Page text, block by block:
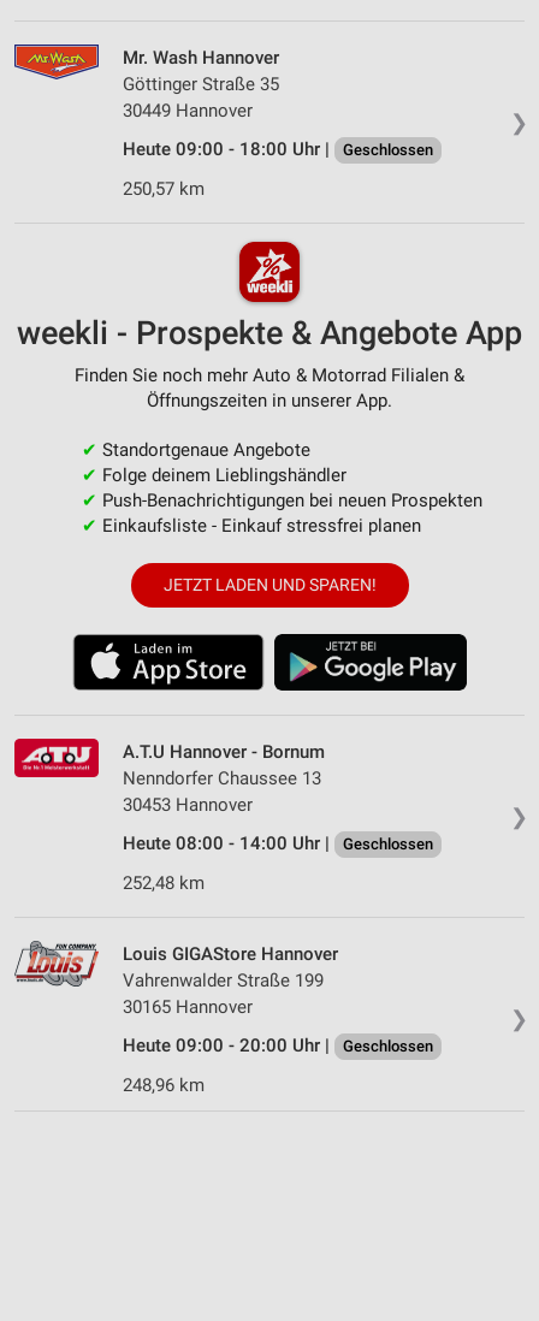
❯
Mr. Wash Hannover
Göttinger Straße 35
30449 Hannover
Heute 09:00 - 18:00 Uhr |
Geschlossen
250,57 km
weekli - Prospekte & Angebote App
Finden Sie noch mehr Auto & Motorrad Filialen &
Öffnungszeiten in unserer App.
✔ Standortgenaue Angebote
✔ Folge deinem Lieblingshändler
✔ Push-Benachrichtigungen bei neuen Prospekten
✔ Einkaufsliste - Einkauf stressfrei planen
JETZT LADEN UND SPAREN!
❯
A.T.U Hannover - Bornum
Nenndorfer Chaussee 13
30453 Hannover
Heute 08:00 - 14:00 Uhr |
Geschlossen
252,48 km
❯
Louis GIGAStore Hannover
Vahrenwalder Straße 199
30165 Hannover
Heute 09:00 - 20:00 Uhr |
Geschlossen
248,96 km